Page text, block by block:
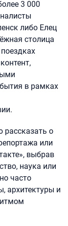
3 000
либо Елец
столица
в рамках
рассказать о
или
выбрав
наука или
часто
архитектуры и